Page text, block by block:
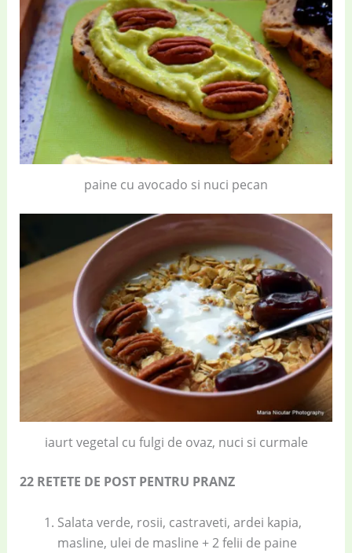
paine cu avocado si nuci pecan
iaurt vegetal cu fulgi de ovaz, nuci si curmale
22 RETETE DE POST PENTRU PRANZ
Salata verde, rosii, castraveti, ardei kapia,
masline, ulei de masline + 2 felii de paine